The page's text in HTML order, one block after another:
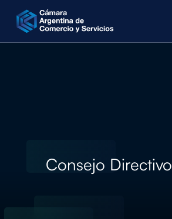
CONTACTO
Consejo Directivo